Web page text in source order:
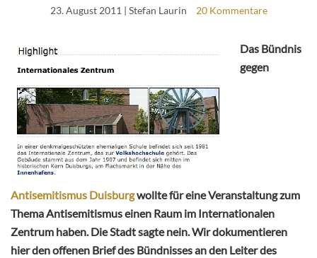
23. August 2011 | Stefan Laurin 20 Kommentare
Das Bündnis
gegen
Antisemitismus Duisburgwollte für eine Veranstaltung zum
Thema Antisemitismus einen Raum im Internationalen
Zentrum haben. Die Stadt sagte nein. Wir dokumentieren
hier den offenen Brief des Bündnisses an den Leiter des